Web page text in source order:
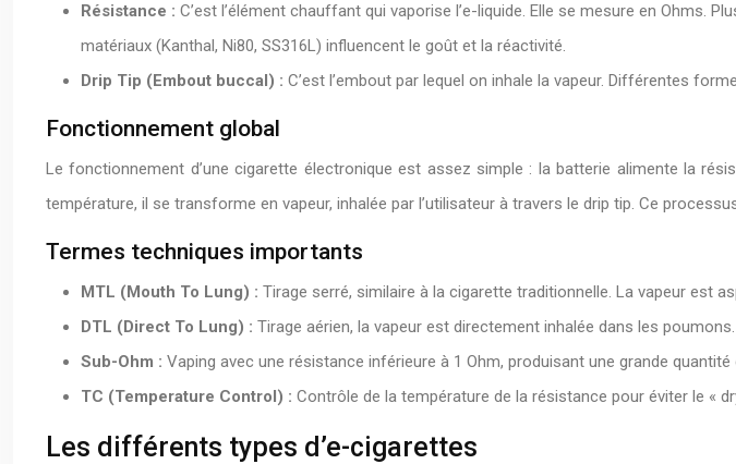
Résistance : C’est l’élément chauffant qui vaporise l’e-liquide. Elle se mesure en Ohms.
matériaux (Kanthal, Ni80, SS316L) influencent le goût et la réactivité.
Drip Tip (Embout buccal) : C’est l’embout par lequel on inhale la vapeur. Différentes
Fonctionnement global
Le fonctionnement d’une cigarette électronique est assez simple : la batterie alimente la
température, il se transforme en vapeur, inhalée par l’utilisateur à travers le drip tip. Ce
Termes techniques importants
MTL (Mouth To Lung) : Tirage serré, similaire à la cigarette traditionnelle. La vapeur est
DTL (Direct To Lung) : Tirage aérien, la vapeur est directement inhalée dans les
Sub-Ohm : Vaping avec une résistance inférieure à 1 Ohm, produisant une grande quantité
TC (Temperature Control) : Contrôle de la température de la résistance pour éviter le «
Les différents types d’e-cigarettes